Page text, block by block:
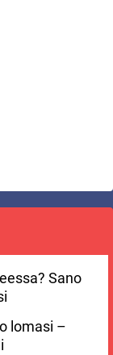
Sano
lomasi –